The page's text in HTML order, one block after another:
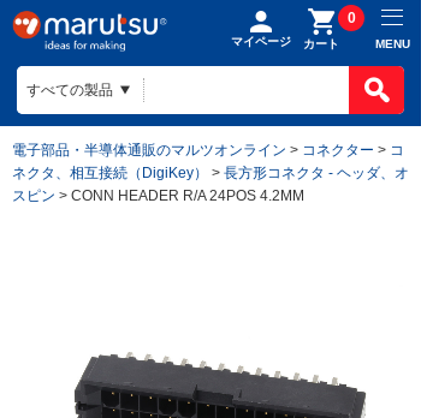
マイページ カート
0
MENU
電子部品・半導体通販のマルツオンライン > コネクター > コ
ネクタ、相互接続（DigiKey）
> 長方形コネクタ - ヘッダ、オ
スピン > CONN HEADER R/A 24POS 4.2MM